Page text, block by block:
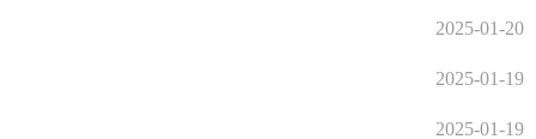
2025-01-20
2025-01-19
2025-01-19